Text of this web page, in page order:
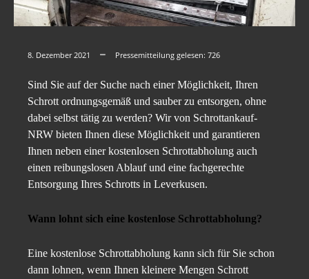
8. Dezember 2021 Pressemitteilung gelesen: 726
Sind Sie auf der Suche nach einer Möglichkeit, Ihren
Schrott ordnungsgemäß und sauber zu entsorgen, ohne
dabei selbst tätig zu werden? Wir von Schrottankauf-
NRW bieten Ihnen diese Möglichkeit und garantieren
Ihnen neben einer kostenlosen Schrottabholung auch
einen reibungslosen Ablauf und eine fachgerechte
Entsorgung Ihres Schrotts in Leverkusen.
Wann lohnt sich eine kostenlose Schrottabholung?
Eine kostenlose Schrottabholung kann sich für Sie schon
dann lohnen, wenn Ihnen kleinere Mengen Schrott